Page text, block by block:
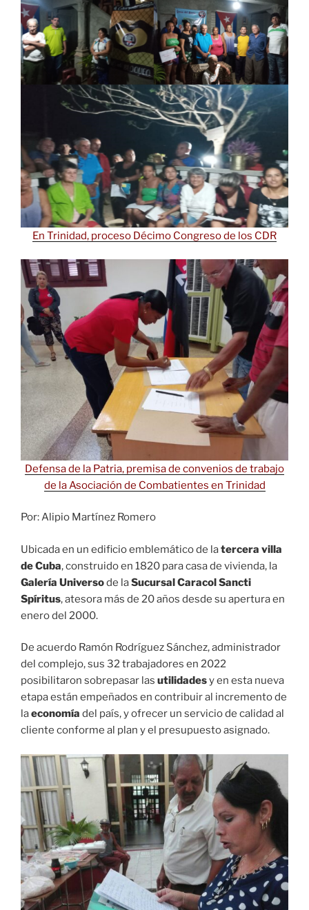
En Trinidad, proceso Décimo Congreso de los CDR
Defensa de la Patria, premisa de convenios de trabajo
de la Asociación de Combatientes en Trinidad
Por: Alipio Martínez Romero
Ubicada en un edificio emblemático de latercera villa
de Cuba, construido en 1820 para casa de vivienda, la
Galería Universode laSucursal Caracol Sancti
Spíritus, atesora más de 20 años desde su apertura en
enero del 2000.
De acuerdo Ramón Rodríguez Sánchez, administrador
del complejo, sus 32 trabajadores en 2022
posibilitaron sobrepasar las utilidadesy en esta nueva
etapa están empeñados en contribuir al incremento de
laeconomía del país, y ofrecer un servicio de calidad al
cliente conforme al plan y el presupuesto asignado.